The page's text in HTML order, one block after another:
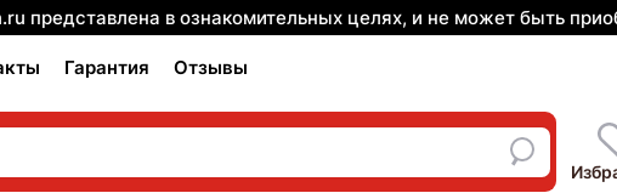
представлена в ознакомительных целях, и не может быть
Гарантия Отзывы